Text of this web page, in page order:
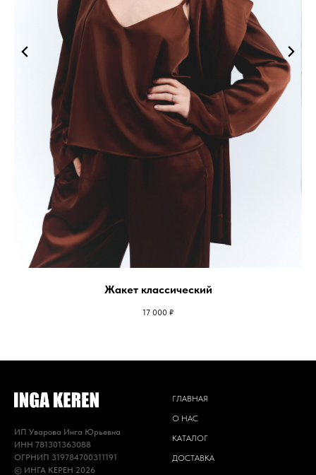
Жакет классический
17 000 ₽
ИП Уварова Инга Юрьевна
ИНН 781301363088
ОГРНИП 319784700311191
© ИНГА КЕРЕН 2026
ГЛАВНАЯ
О НАС
КАТАЛОГ
ДОСТАВКА